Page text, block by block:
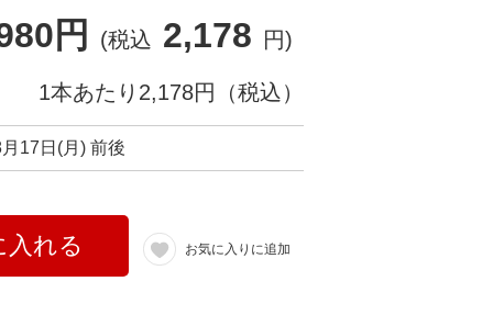
円 (税込 2,178 円)
1本あたり2,178円（税込）
17日(月) 前後
入れる お気に入りに追加